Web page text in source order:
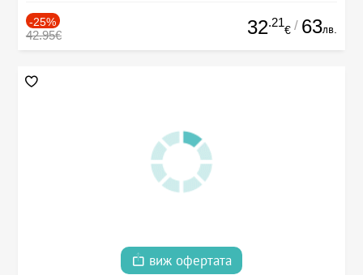
-25%
42.95€ 32.21
€ / 63лв.
виж офертата